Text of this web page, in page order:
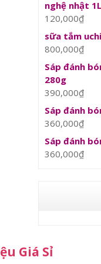
nghệ nhật 1L
120,000₫
sữa tắm
800,000₫
Sáp đánh
280g
390,000₫
Sáp đánh
360,000₫
Sáp đánh
360,000₫
Giá Sỉ